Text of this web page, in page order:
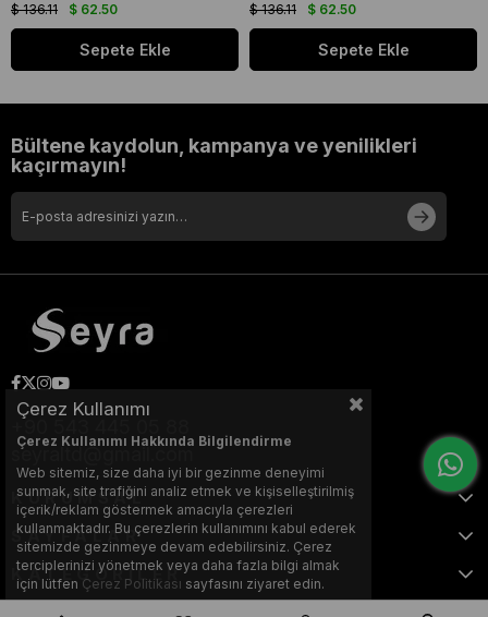
$ 62.50
$ 136.11
Sepete Ekle
$ 62.50
$ 136.11
Sepete Ekle
Bültene kaydolun, kampanya ve yenilikleri
kaçırmayın!
seyraltd@gmail.com
KURUMSAL
SAYFALAR
KATEGORİLER
Çerez Kullanımı
Çerez Kullanımı Hakkında Bilgilendirme
Web sitemiz, size daha iyi bir gezinme deneyimi
sunmak, site trafiğini analiz etmek ve kişiselleştirilmiş
içerik/reklam göstermek amacıyla çerezleri
kullanmaktadır. Bu çerezlerin kullanımını kabul ederek
sitemizde gezinmeye devam edebilirsiniz. Çerez
terciplerinizi yönetmek veya daha fazla bilgi almak
için lütfen Çerez Politikası sayfasını ziyaret edin.